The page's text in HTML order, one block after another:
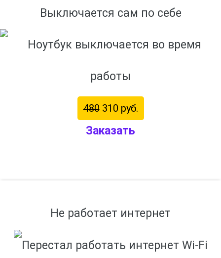
Выключается сам по себе
480310 руб.
Заказать
Не работает интернет